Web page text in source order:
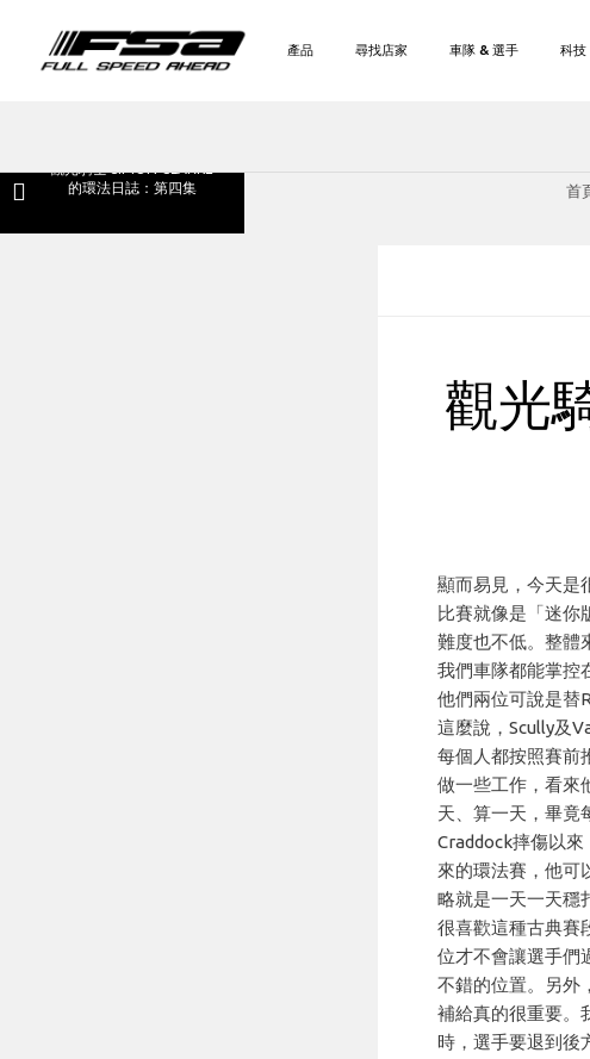
產品 尋找店家 車隊 & 選手 科技
首
的環法日誌：第四集
觀光
顯而易見，今天是
比賽就像是「迷你
難度也不低。整體
我們車隊都能掌控
他們兩位可說是替
這麼說，Scully及
每個人都按照賽前
做一些工作，看來
天、算一天，畢竟
Craddock摔傷以
來的環法賽，他可
略就是一天一天穩
很喜歡這種古典賽
位才不會讓選手們
不錯的位置。另外
補給真的很重要。
時，選手要退到後